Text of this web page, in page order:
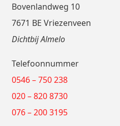
Bovenlandweg 10
7671 BE Vriezenveen
Dichtbij Almelo
Telefoonnummer
0546 – 750 238
020 – 820 8730
076 – 200 3195